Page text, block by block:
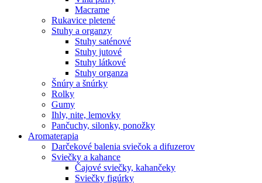
Macrame
Rukavice pletené
Stuhy a organzy
Stuhy saténové
Stuhy jutové
Stuhy látkové
Stuhy organza
Šnúry a šnúrky
Rolky
Gumy
Ihly, nite, lemovky
Pančuchy, silonky, ponožky
Aromaterapia
Darčekové balenia sviečok a difuzerov
Sviečky a kahance
Čajové sviečky, kahančeky
Sviečky figúrky